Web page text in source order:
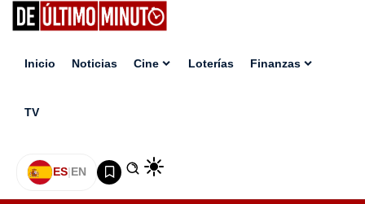
Inicio Noticias Cine Loterías Finanzas
TV
ES|EN